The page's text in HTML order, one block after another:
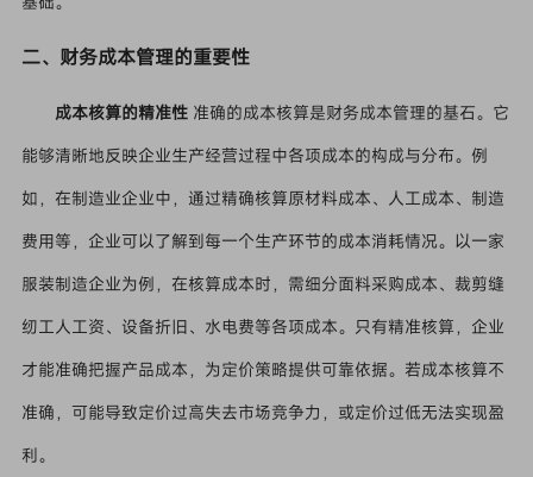
二、财务成本管理的重要性
成本核算的精准性准确的成本核算是财务成本管理的基石。它
能够清晰地反映企业生产经营过程中各项成本的构成与分布。例
如，在制造业企业中，通过精确核算原材料成本、人工成本、制造
费用等，企业可以了解到每一个生产环节的成本消耗情况。以一家
服装制造企业为例，在核算成本时，需细分面料采购成本、裁剪缝
纫工人工资、设备折旧、水电费等各项成本。只有精准核算，企业
才能准确把握产品成本，为定价策略提供可靠依据。若成本核算不
准确，可能导致定价过高失去市场竞争力，或定价过低无法实现盈
利。